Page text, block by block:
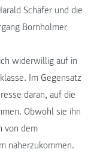
Schäfer und die
Bornholmer
widerwillig auf in
Im Gegensatz
daran, auf die
Obwohl sie ihn
von dem
näherzukommen.